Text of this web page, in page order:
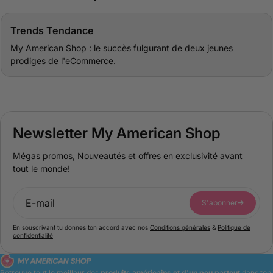
s
e
Trends Tendance
My American Shop : le succès fulgurant de deux jeunes
prodiges de l'eCommerce.
Newsletter My American Shop
Mégas promos, Nouveautés et offres en exclusivité avant
tout le monde!
S'abonner
En souscrivant tu donnes ton accord avec nos Conditions générales & Politique de
confidentialité